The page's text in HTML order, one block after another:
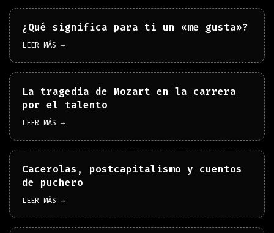
¿Qué significa para ti un «me gusta»?
LEER MÁS →
La tragedia de Mozart en la carrera
por el talento
LEER MÁS →
Cacerolas, postcapitalismo y cuentos
de puchero
LEER MÁS →